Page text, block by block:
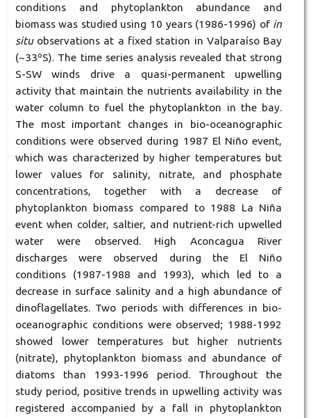
conditions and phytoplankton abundance and
biomass was studied using 10 years (1986-1996) of in
situobservations at a fixed station in Valparaíso Bay
(~33ºS). The time series analysis revealed that strong
S-SW winds drive a quasi-permanent upwelling
activity that maintain the nutrients availability in the
water column to fuel the phytoplankton in the bay.
The most important changes in bio-oceanographic
conditions were observed during 1987 El Niño event,
which was characterized by higher temperatures but
lower values for salinity, nitrate, and phosphate
concentrations, together with a decrease of
phytoplankton biomass compared to 1988 La Niña
event when colder, saltier, and nutrient-rich upwelled
water were observed. High Aconcagua River
discharges were observed during the El Niño
conditions (1987-1988 and 1993), which led to a
decrease in surface salinity and a high abundance of
dinoflagellates. Two periods with differences in bio-
oceanographic conditions were observed; 1988-1992
showed lower temperatures but higher nutrients
(nitrate), phytoplankton biomass and abundance of
diatoms than 1993-1996 period. Throughout the
study period, positive trends in upwelling activity was
registered accompanied by a fall in phytoplankton